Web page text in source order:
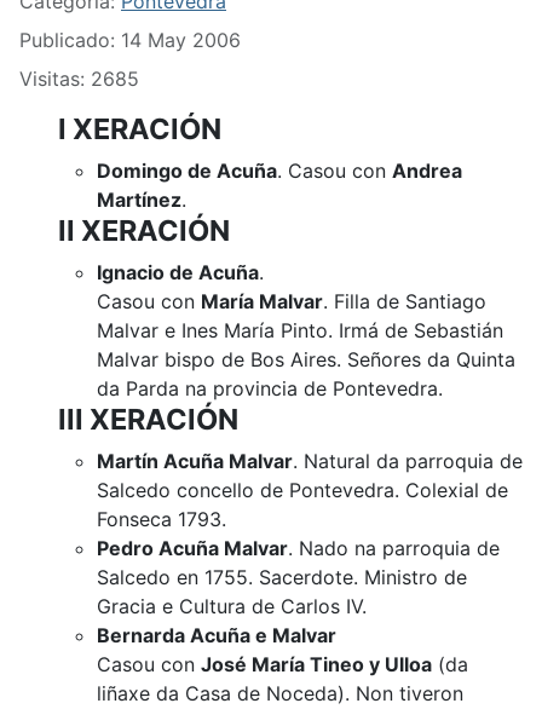
Publicado: 14 May 2006
Visitas: 2685
I XERACIÓN
Domingo de Acuña. Casou con Andrea
Martínez.
II XERACIÓN
Ignacio de Acuña.
Casou con María Malvar. Filla de Santiago
Malvar e Ines María Pinto. Irmá de Sebastián
Malvar bispo de Bos Aires. Señores da Quinta
da Parda na provincia de Pontevedra.
III XERACIÓN
Martín Acuña Malvar. Natural da parroquia de
Salcedo concello de Pontevedra. Colexial de
Fonseca 1793.
Pedro Acuña Malvar. Nado na parroquia de
Salcedo en 1755. Sacerdote. Ministro de
Gracia e Cultura de Carlos IV.
Bernarda Acuña e Malvar
Casou con José María Tineo y Ulloa (da
liñaxe da Casa de Noceda). Non tiveron